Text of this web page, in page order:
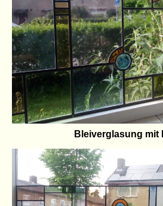
Bleiverglasung mit